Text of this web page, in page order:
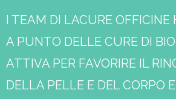
I TEAM DI LACURE OFFICINE
A PUNTO DELLE CURE DI
ATTIVA PER FAVORIRE IL
DELLA PELLE E DEL CORPO